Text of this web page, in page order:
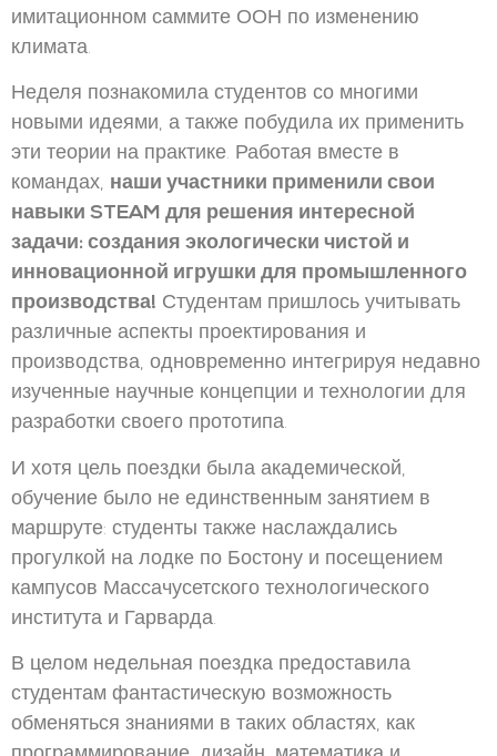
имитационном саммите ООН по изменению
климата.
Неделя познакомила студентов со многими
новыми идеями, а также побудила их применить
эти теории на практике. Работая вместе в
командах, наши участники применили свои
навыки STEAM для решения интересной
задачи: создания экологически чистой и
инновационной игрушки для промышленного
производства! Студентам пришлось учитывать
различные аспекты проектирования и
производства, одновременно интегрируя недавно
изученные научные концепции и технологии для
разработки своего прототипа.
И хотя цель поездки была академической,
обучение было не единственным занятием в
маршруте: студенты также наслаждались
прогулкой на лодке по Бостону и посещением
кампусов Массачусетского технологического
института и Гарварда.
В целом недельная поездка предоставила
студентам фантастическую возможность
обменяться знаниями в таких областях, как